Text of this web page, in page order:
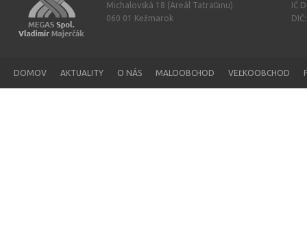
Michalovská 18 (Areál Tatraľanu)
060 01 Kežmarok
IČ
DOMOV AKTUALITY O NÁS MALOOBCHOD VEĽKOOBCHOD